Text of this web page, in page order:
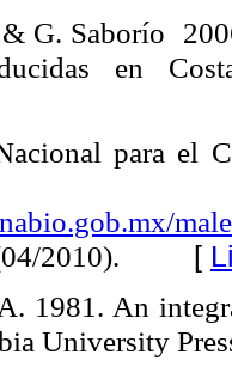
G. Saborío
en
para el
2010). [
1981. An
University